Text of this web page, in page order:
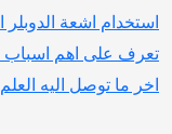
استخدام اشعة
تعرف على اهم اسباب
اخر ما توصل اليه